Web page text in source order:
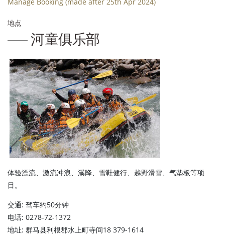
地点
河童俱乐部
体验漂流、激流冲浪、溪降、雪鞋健行、越野滑雪、气垫板等项
目。
交通: 驾车约50分钟
电话: 0278-72-1372
地址: 群马县利根郡水上町寺间18 379-1614